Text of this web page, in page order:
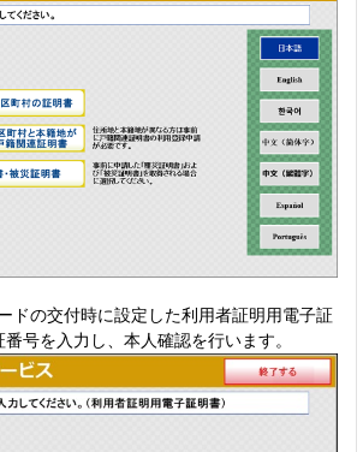
ドの交付時に設定した利用者証明用電子証
号を入力し、本人確認を行います。